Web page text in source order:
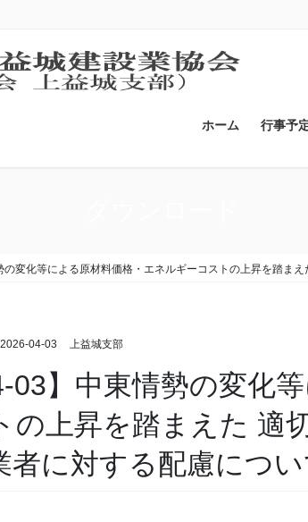
ホーム 行事予
の変化等による原材料価格・エネルギーコストの上昇を踏ま
2026-04-03 上益城支部
03】中東情勢の変化
の上昇を踏まえた 適
者に対する配慮につい